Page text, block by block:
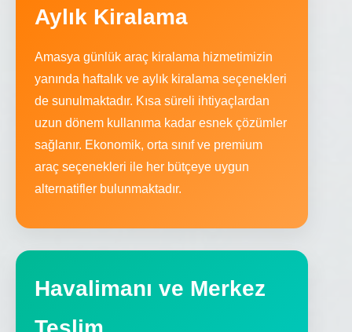
Aylık Kiralama
Amasya günlük araç kiralama hizmetimizin
yanında haftalık ve aylık kiralama seçenekleri
de sunulmaktadır. Kısa süreli ihtiyaçlardan
uzun dönem kullanıma kadar esnek çözümler
sağlanır. Ekonomik, orta sınıf ve premium
araç seçenekleri ile her bütçeye uygun
alternatifler bulunmaktadır.
Havalimanı ve Merkez